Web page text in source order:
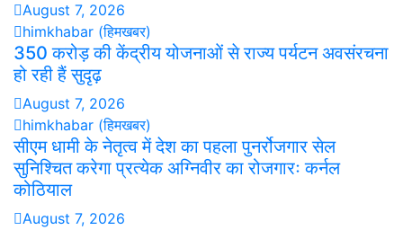
August 7, 2026
himkhabar (हिमखबर)
350 करोड़ की केंद्रीय योजनाओं से राज्य पर्यटन अवसंरचना
हो रही हैं सुदृढ़
August 7, 2026
himkhabar (हिमखबर)
सीएम धामी के नेतृत्व में देश का पहला पुनर्रोजगार सेल
सुनिश्चित करेगा प्रत्येक अग्निवीर का रोजगारः कर्नल
कोठियाल
August 7, 2026